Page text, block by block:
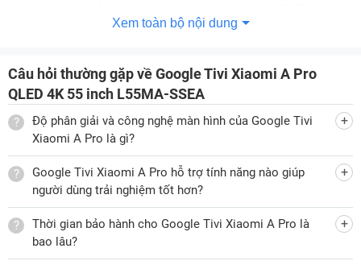
lần so với độ phân giải Full HS, màu sắc sống động chuẩn
DCI-P3 94% với 1,07 tỷ màu.
Vi xử A55 mạnh mẽ, độ tương phản nổi bật
Google tivi Xiaomi A Pro QLED 4K 55 inch L55MA-SSEA tích
hợp bộ xử lý CPU A55, GPU Mali G52 với bộ nhớ lớn cùng
con chip mạnh mẽ cho khả năng xử lý nhiều tác vụ cùng lúc
một cách mượt mà, hạn chế giật lag.
Xem toàn bộ nội dung
Câu hỏi thường gặp về Google Tivi Xiaomi A Pro
QLED 4K 55 inch L55MA-SSEA
Độ phân giải và công nghệ màn hình của Google Tivi
Xiaomi A Pro là gì?
Google Tivi Xiaomi A Pro hỗ trợ tính năng nào giúp
người dùng trải nghiệm tốt hơn?
Thời gian bảo hành cho Google Tivi Xiaomi A Pro là
bao lâu?